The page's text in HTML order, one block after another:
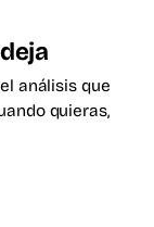
análisis que
quieras,